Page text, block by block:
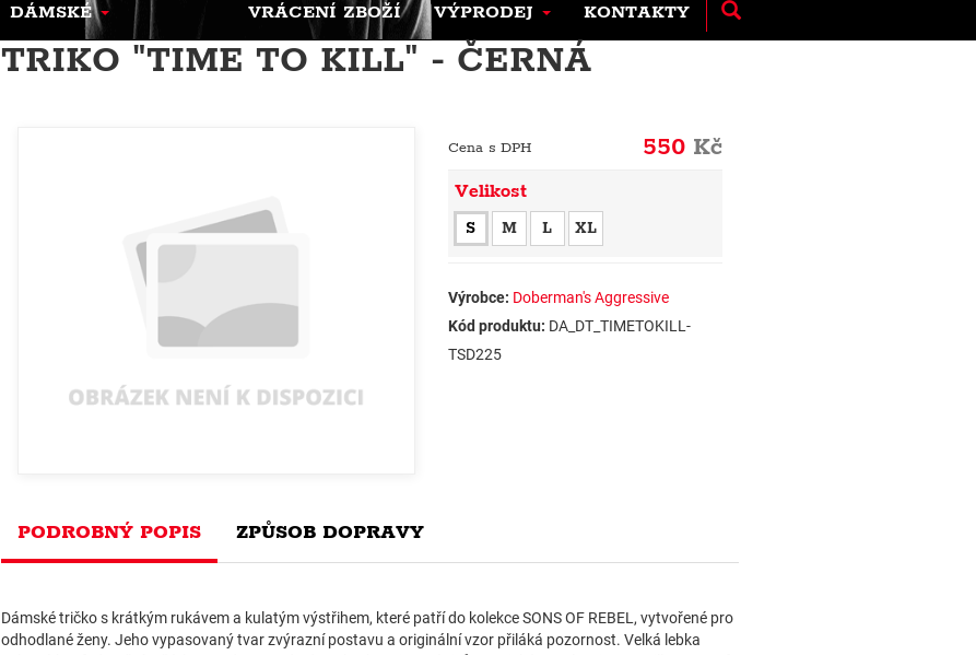
DÁMSKÉ VRÁCENÍ ZBOŽÍ VÝPRODEJ KONTAKTY
TRIKO "TIME TO KILL" - ČERNÁ
Cena s DPH 550 Kč
Velikost
S M L XL
Výrobce: Doberman's Aggressive
Kód produktu: DA_DT_TIMETOKILL-
TSD225
PODROBNÝ POPIS ZPŮSOB DOPRAVY
Dámské tričko s krátkým rukávem a kulatým výstřihem, které patří do kolekce SONS OF REBEL, vytvořené pro
odhodlané ženy. Jeho vypasovaný tvar zvýrazní postavu a originální vzor přiláká pozornost. Velká lebka